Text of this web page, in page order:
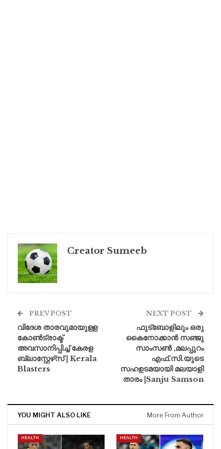
Creator Sumeeb
PREV POST
വിദേശ താരവുമായുള്ള
കോൺട്രാക്ട്
അവസാനിപ്പിച്ച് കേരള
ബ്ലാസ്റ്റേഴ്‌സ് | Kerala
Blasters
NEXT POST
ഫുട്ബോളിലും ഒരു
കൈനോക്കാൻ സഞ്ജു
സാംസൺ ,മലപ്പുറം
എഫ്.സി.യുടെ
സഹഉടമയായി മലയാളി
താരം |Sanju Samson
YOU MIGHT ALSO LIKE More From Author
HEALTH HEALTH